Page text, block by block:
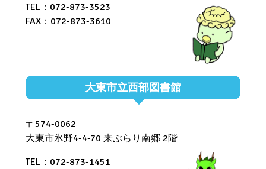
TEL：072-873-3523
FAX：072-873-3610
大東市立西部図書館
〒574-0062
大東市氷野4-4-70 来ぶらり南郷 2階
TEL：072-873-1451